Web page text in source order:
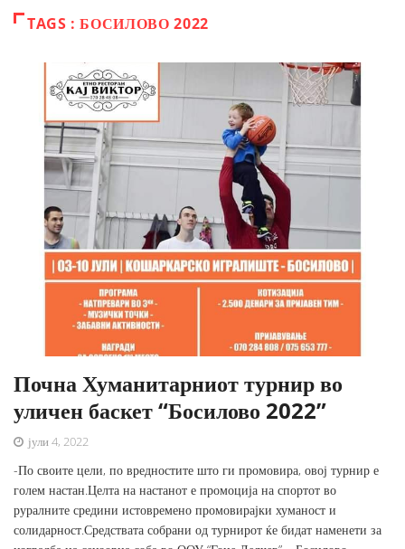
TAGS : БОСИЛОВО 2022
Почна Хуманитарниот турнир во
уличен баскет “Босилово 2022”
јули 4, 2022
-По своите цели, по вредностите што ги промовира, овој турнир е
голем настан.Целта на настанот е промоција на спортот во
руралните средини истовремено промовирајки хуманост и
солидарност.Средствата собрани од турнирот ќе бидат наменети за